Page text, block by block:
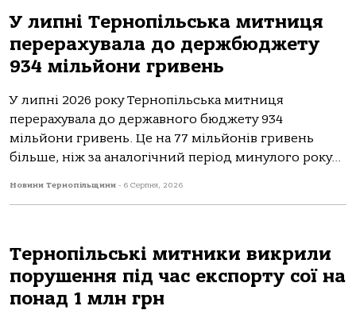
У липні Тернопільська митниця
перерахувала до держбюджету
934 мільйони гривень
У липні 2026 року Тернопільська митниця
перерахувала до державного бюджету 934
мільйони гривень. Це на 77 мільйонів гривень
більше, ніж за аналогічний період минулого року...
Новини Тернопільщини - 6 Серпня, 2026
Тернопільські митники викрили
порушення під час експорту сої на
понад 1 млн грн